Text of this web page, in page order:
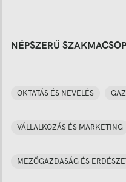
NÉPSZERŰ
OKTATÁS ÉS NEVELÉS
VÁLLALKOZÁS ÉS MARKETING
MEZŐGAZDASÁG ÉS